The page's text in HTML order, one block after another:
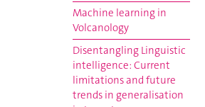
Machine learning in
Volcanology
Disentangling Linguistic
intelligence: Current
limitations and future
trends in generalisation